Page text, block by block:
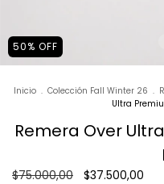
50% OFF
Inicio . Colección Fall Winter 26 .
Ultra
Remera Over
$75.000,00 $37.500,00